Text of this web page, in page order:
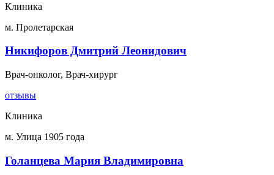
Клиника
м. Пролетарская
Никифоров Дмитрий Леонидович
Врач-онколог, Врач-хирург
отзывы
Клиника
м. Улица 1905 года
Голанцева Мария Владимировна